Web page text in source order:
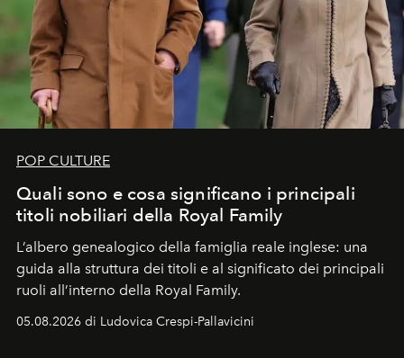
POP CULTURE
Quali sono e cosa significano i principali
titoli nobiliari della Royal Family
L’albero genealogico della famiglia reale inglese: una
guida alla struttura dei titoli e al significato dei principali
ruoli all’interno della Royal Family.
05.08.2026 di Ludovica Crespi-Pallavicini